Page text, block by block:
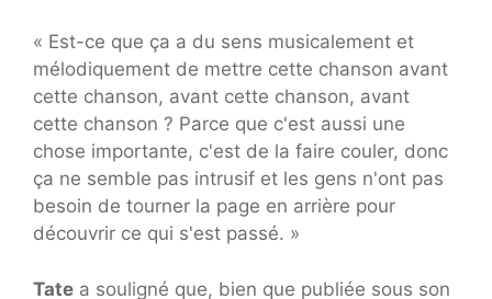
« Est-ce que ça a du sens musicalement et
mélodiquement de mettre cette chanson avant
cette chanson, avant cette chanson, avant
cette chanson ? Parce que c'est aussi une
chose importante, c'est de la faire couler, donc
ça ne semble pas intrusif et les gens n'ont pas
besoin de tourner la page en arrière pour
découvrir ce qui s'est passé. »
Tate a souligné que, bien que publiée sous son